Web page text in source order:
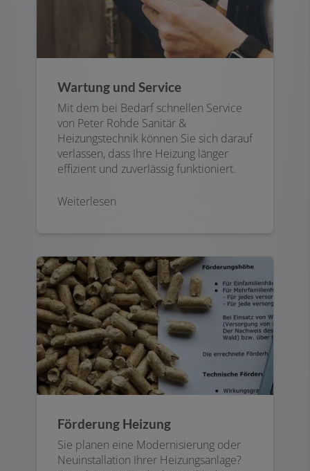
Wartung und Service
Mit dem bei Bedarf schnellen Service
von Peter Rohde Sanitär &
Heizungstechnik können Sie sich darauf
verlassen, dass Ihre Heizung länger
effizient und zuverlässig funktioniert.
Weiterlesen
Förderung Heizung
Sie planen eine Modernisierung oder
Neuinstallation Ihrer Heizungsanlage?